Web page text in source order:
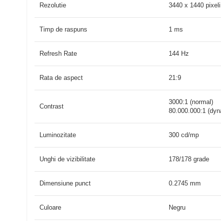
Rezolutie 3440 x 1440 pixeli
Timp de raspuns 1 ms
Refresh Rate 144 Hz
Rata de aspect 21:9
Contrast
3000:1 (normal)
80.000.000:1
Luminozitate 300 cd/mp
Unghi de vizibilitate 178/178 grade
Dimensiune punct 0.2745 mm
Culoare Negru